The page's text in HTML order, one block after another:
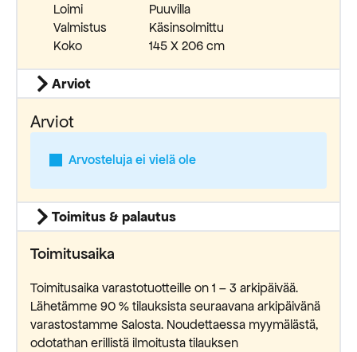
Loimi
Puuvilla
Valmistus
Käsinsolmittu
Koko
145 X 206 cm
Arviot
Arviot
Arvosteluja ei vielä ole
Toimitus & palautus
Toimitusaika
Toimitusaika varastotuotteille on 1 – 3 arkipäivää.
Lähetämme 90 % tilauksista seuraavana arkipäivänä
varastostamme Salosta. Noudettaessa myymälästä,
odotathan erillistä ilmoitusta tilauksen